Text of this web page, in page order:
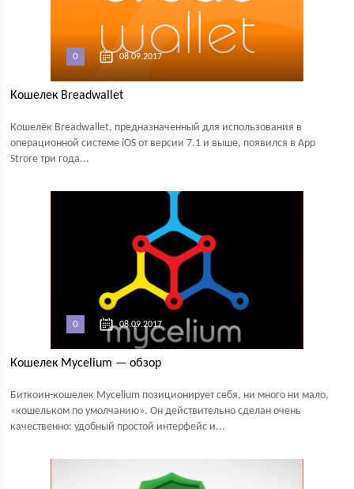
0 08.09.2017
Кошелек Breadwallet
Кошелёк Breadwallet, предназначенный для использования в
операционной системе iOS от версии 7.1 и выше, появился в App
Strore три года...
0 08.09.2017
Кошелек Mycelium — обзор
Биткоин-кошелек Mycelium позиционирует себя, ни много ни мало,
«кошельком по умолчанию». Он действительно сделан очень
качественно: удобный простой интерфейс и...